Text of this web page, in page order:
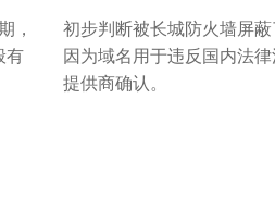
，
有
初步判断被长城防火墙屏
因为域名用于违反国内法
提供商确认。